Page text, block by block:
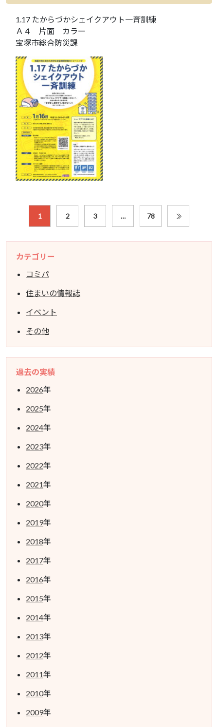
1.17 たからづかシェイクアウト一斉訓練
Ａ４ 片面 カラー
宝塚市総合防災課
1 2 3 … 78
カテゴリー
コミパ
住まいの情報誌
イベント
その他
過去の実績
2026年
2025年
2024年
2023年
2022年
2021年
2020年
2019年
2018年
2017年
2016年
2015年
2014年
2013年
2012年
2011年
2010年
2009年